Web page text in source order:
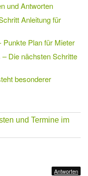
und Antworten
Anleitung für
Punkte Plan für Mieter
Die nächsten Schritte
besonderer
und Termine im
Antworten